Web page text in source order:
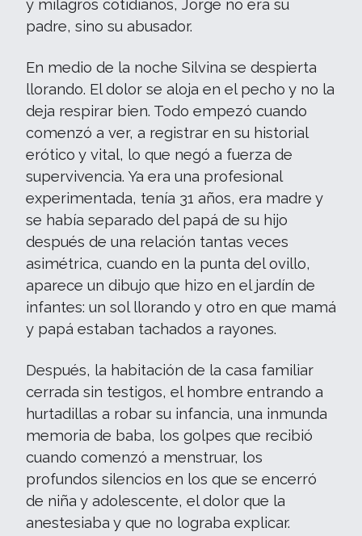
y milagros cotidianos, Jorge no era su
padre, sino su abusador.
En medio de la noche Silvina se despierta
llorando. El dolor se aloja en el pecho y no la
deja respirar bien. Todo empezó cuando
comenzó a ver, a registrar en su historial
erótico y vital, lo que negó a fuerza de
supervivencia. Ya era una profesional
experimentada, tenía 31 años, era madre y
se había separado del papá de su hijo
después de una relación tantas veces
asimétrica, cuando en la punta del ovillo,
aparece un dibujo que hizo en el jardín de
infantes: un sol llorando y otro en que mamá
y papá estaban tachados a rayones.
Después, la habitación de la casa familiar
cerrada sin testigos, el hombre entrando a
hurtadillas a robar su infancia, una inmunda
memoria de baba, los golpes que recibió
cuando comenzó a menstruar, los
profundos silencios en los que se encerró
de niña y adolescente, el dolor que la
anestesiaba y que no lograba explicar.